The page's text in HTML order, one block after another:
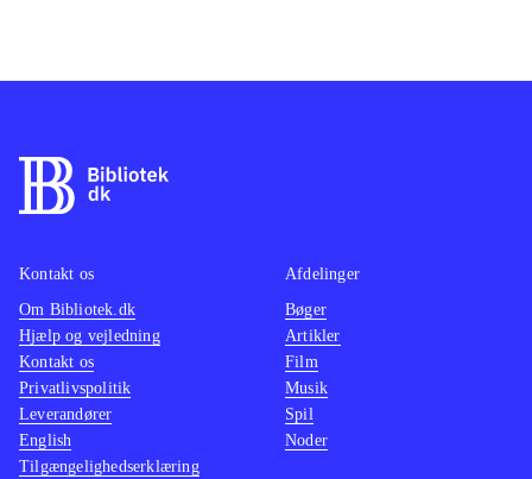
Kontakt os
Om Bibliotek.dk
Hjælp og vejledning
Kontakt os
Privatlivspolitik
Leverandører
English
Tilgængelighedserklæring
Afdelinger
Bøger
Artikler
Film
Musik
Spil
Noder